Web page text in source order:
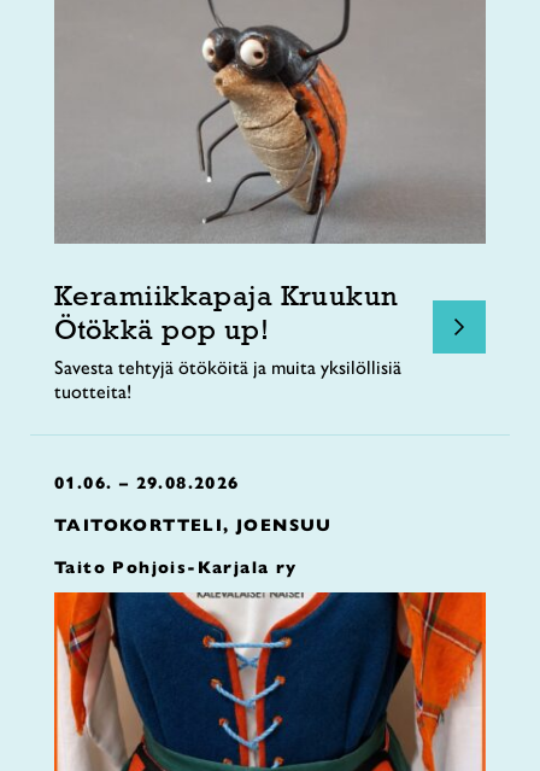
Keramiikkapaja Kruukun
Ötökkä pop up!
Savesta tehtyjä ötököitä ja muita yksilöllisiä
tuotteita!
01.06. – 29.08.2026
TAITOKORTTELI, JOENSUU
Taito Pohjois-Karjala ry